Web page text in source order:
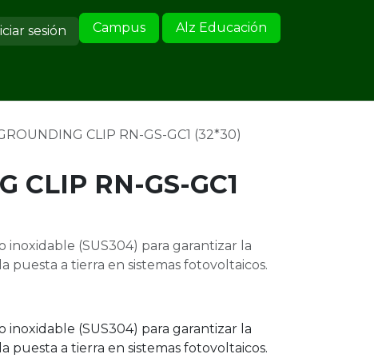
sesión Campus Alz Educación
CLIP RN-GS-GC1 (32*30)
CLIP RN-GS-GC1
inoxidable (SUS304) para garantizar la
puesta a tierra en sistemas fotovoltaicos.
inoxidable (SUS304) para garantizar la
puesta a tierra en sistemas fotovoltaicos.